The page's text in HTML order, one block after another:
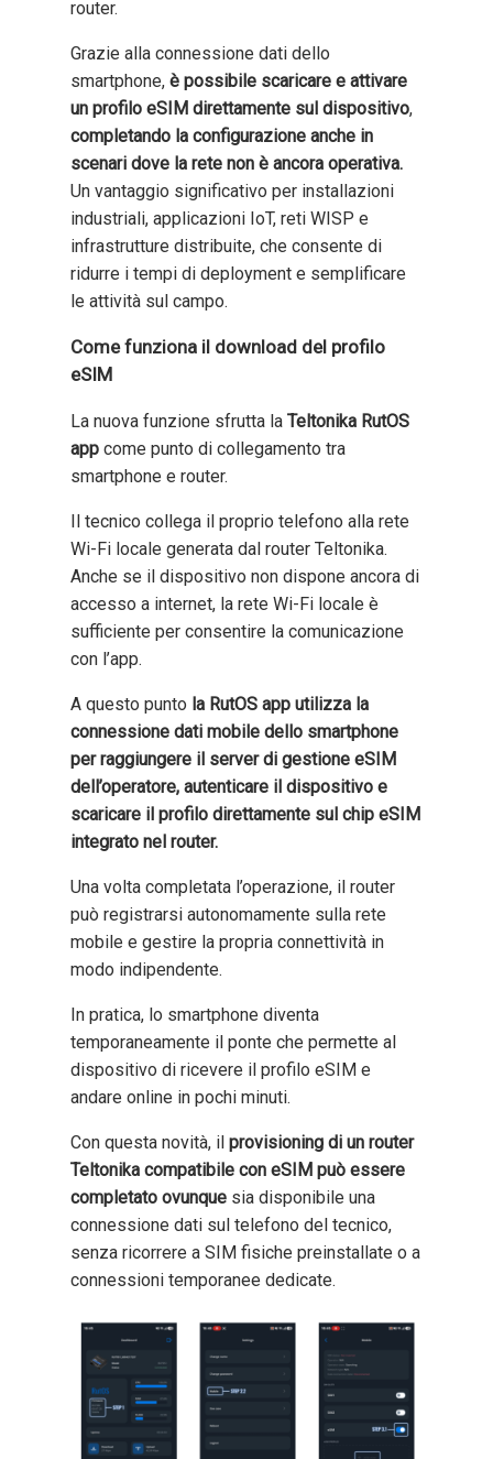
router.
Grazie alla connessione dati dello
smartphone, è possibile scaricare e attivare
un profilo eSIM direttamente sul dispositivo,
completando la configurazione anche in
scenari dove la rete non è ancora operativa.
Un vantaggio significativo per installazioni
industriali, applicazioni IoT, reti WISP e
infrastrutture distribuite, che consente di
ridurre i tempi di deployment e semplificare
le attività sul campo.
Come funziona il download del profilo
eSIM
La nuova funzione sfrutta la Teltonika RutOS
app come punto di collegamento tra
smartphone e router.
Il tecnico collega il proprio telefono alla rete
Wi-Fi locale generata dal router Teltonika.
Anche se il dispositivo non dispone ancora di
accesso a internet, la rete Wi-Fi locale è
sufficiente per consentire la comunicazione
con l’app.
A questo punto la RutOS app utilizza la
connessione dati mobile dello smartphone
per raggiungere il server di gestione eSIM
dell’operatore, autenticare il dispositivo e
scaricare il profilo direttamente sul chip eSIM
integrato nel router.
Una volta completata l’operazione, il router
può registrarsi autonomamente sulla rete
mobile e gestire la propria connettività in
modo indipendente.
In pratica, lo smartphone diventa
temporaneamente il ponte che permette al
dispositivo di ricevere il profilo eSIM e
andare online in pochi minuti.
Con questa novità, il provisioning di un router
Teltonika compatibile con eSIM può essere
completato ovunque sia disponibile una
connessione dati sul telefono del tecnico,
senza ricorrere a SIM fisiche preinstallate o a
connessioni temporanee dedicate.